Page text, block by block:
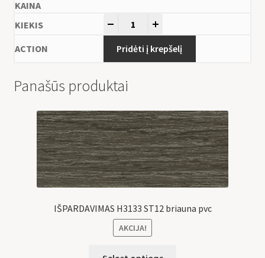
Pridėti į krepšelį
Panašūs produktai
IŠPARDAVIMAS H3133 ST12 briauna pvc
AKCIJA!